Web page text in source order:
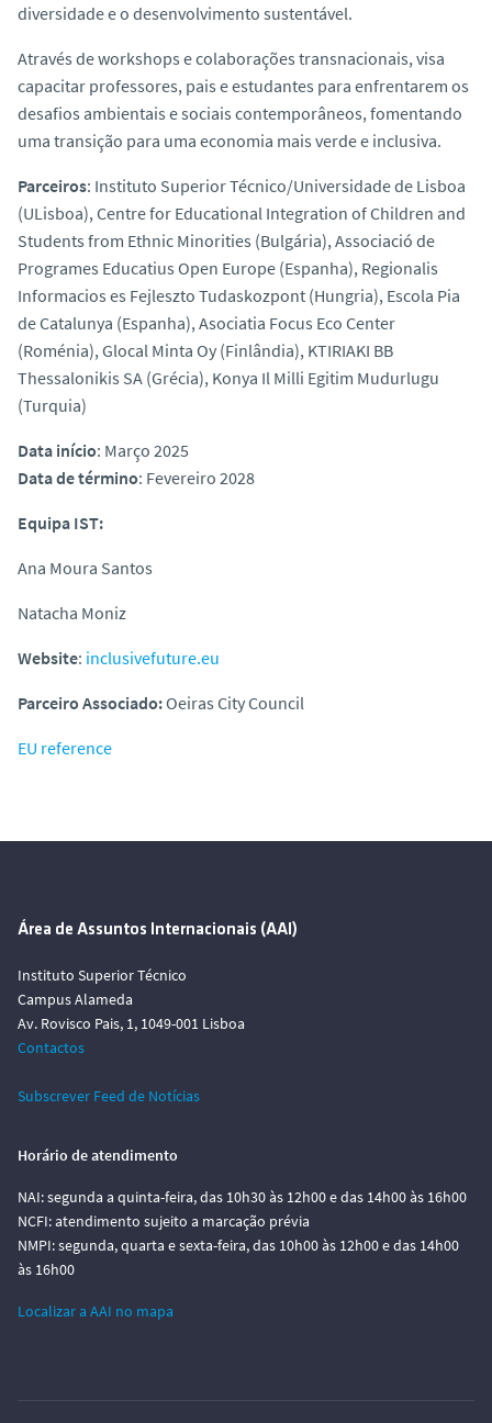
diversidade e o desenvolvimento sustentável.
Através de workshops e colaborações transnacionais, visa
capacitar professores, pais e estudantes para enfrentarem os
desafios ambientais e sociais contemporâneos, fomentando
uma transição para uma economia mais verde e inclusiva.
Parceiros: Instituto Superior Técnico/Universidade de Lisboa
(ULisboa), Centre for Educational Integration of Children and
Students from Ethnic Minorities (Bulgária), Associació de
Programes Educatius Open Europe (Espanha), Regionalis
Informacios es Fejleszto Tudaskozpont (Hungria), Escola Pia
de Catalunya (Espanha), Asociatia Focus Eco Center
(Roménia), Glocal Minta Oy (Finlândia), KTIRIAKI BB
Thessalonikis SA (Grécia), Konya Il Milli Egitim Mudurlugu
(Turquia)
Data início: Março 2025
Data de término: Fevereiro 2028
Equipa IST:
Ana Moura Santos
Natacha Moniz
Website: inclusivefuture.eu
Parceiro Associado:Oeiras City Council
EU reference
Área de Assuntos Internacionais (AAI)
Instituto Superior Técnico
Campus Alameda
Av. Rovisco Pais, 1, 1049-001 Lisboa
Contactos
Subscrever Feed de Notícias
Horário de atendimento
NAI: segunda a quinta-feira, das 10h30 às 12h00 e das 14h00 às 16h00
NCFI: atendimento sujeito a marcação prévia
NMPI: segunda, quarta e sexta-feira, das 10h00 às 12h00 e das 14h00
às 16h00
Localizar a AAI no mapa